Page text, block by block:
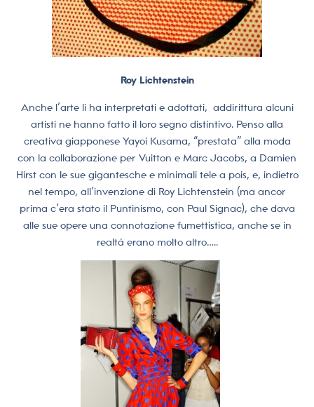
Roy Lichtenstein
Anche l’arte li ha interpretati e adottati, addirittura alcuni
artisti ne hanno fatto il loro segno distintivo. Penso alla
creativa giapponese Yayoi Kusama, “prestata” alla moda
con la collaborazione per Vuitton e Marc Jacobs, a Damien
Hirst con le sue gigantesche e minimali tele a pois, e, indietro
nel tempo, all’invenzione di Roy Lichtenstein (ma ancor
prima c’era stato il Puntinismo, con Paul Signac), che dava
alle sue opere una connotazione fumettistica, anche se in
realtà erano molto altro…..